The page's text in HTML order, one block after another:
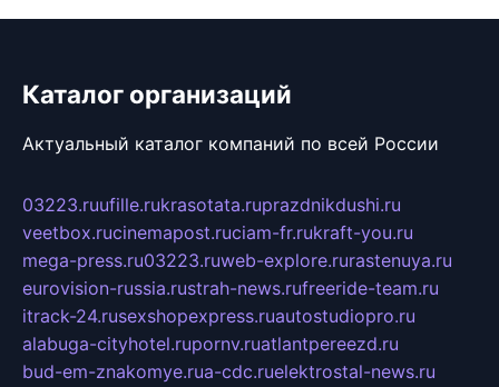
Каталог организаций
Актуальный каталог компаний по всей России
03223.ruufille.rukrasotata.ruprazdnikdushi.ru
veetbox.rucinemapost.ruciam-fr.rukraft-you.ru
mega-press.ru03223.ruweb-explore.rurastenuya.ru
eurovision-russia.rustrah-news.rufreeride-team.ru
itrack-24.rusexshopexpress.ruautostudiopro.ru
alabuga-cityhotel.rupornv.ruatlantpereezd.ru
bud-em-znakomye.rua-cdc.ruelektrostal-news.ru